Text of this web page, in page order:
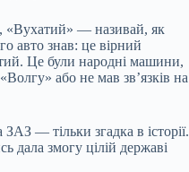
«Вухатий» — називай, як
авто знав: це вірний
Це були народні машини,
або не мав зв’язків на
— тільки згадка в історії.
дала змогу цілій державі